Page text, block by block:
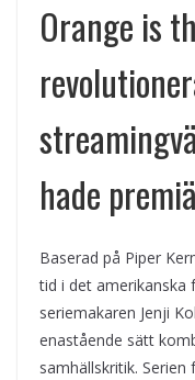
dörrar
Orange is
hade
Baserad på Piper
tid i det amerikanska
seriemakaren Jenji
enastående sätt
samhällskritik.